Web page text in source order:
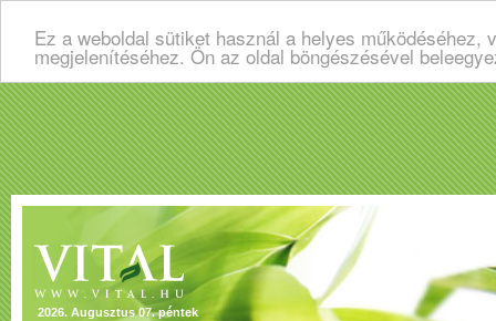
Ez a weboldal sütiket használ a helyes
megjelenítéséhez. Ön az oldal böngészésével
2026. Augusztus 07. péntek